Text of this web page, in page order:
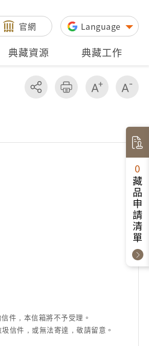
官網 Language
典藏資源 典藏工作
分享 友善列印 增加字級
件，本信箱將不予受理。
信件，或無法寄達，敬請留意。
0
藏品申請清單